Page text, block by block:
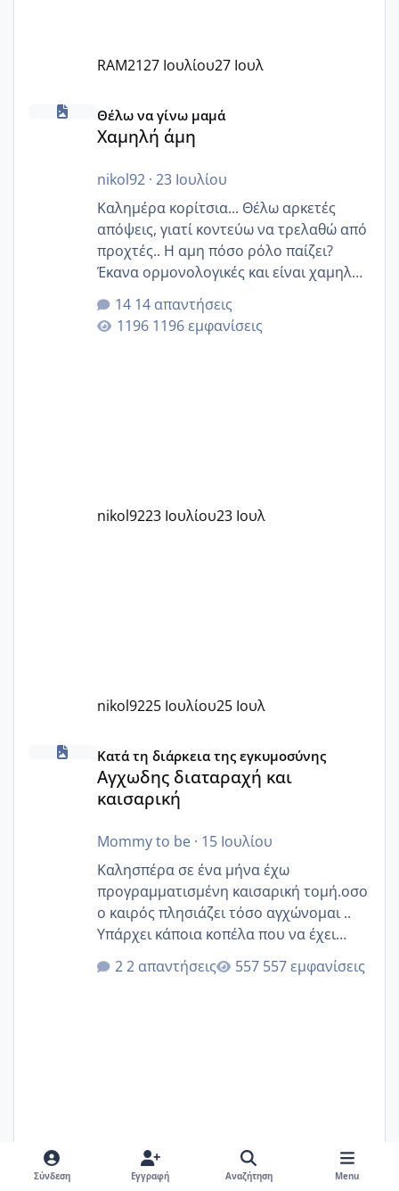
RAM2127 Ιουλίου27 Ιουλ
Χαμηλή άμη
Θέλω να γίνω μαμά
Χαμηλή άμη
nikol92· 23 Ιουλίου
Καλημέρα κορίτσια... Θέλω αρκετές
απόψεις, γιατί κοντεύω να τρελαθώ από
προχτές.. Η αμη πόσο ρόλο παίζει?
Έκανα ορμονολογικές και είναι χαμηλή
για την ηλικία μου.. Είχα ήδη μια
εγκυμοσύνη, που έπρεπε να τερματιστεί
στην 27η εβδομάδα και προσπαθώ 7
14 απαντήσεις
1196 εμφανίσεις
nikol9223 Ιουλίου23 Ιουλ
nikol9225 Ιουλίου25 Ιουλ
Αγχωδης διαταραχή και καισαρική
Κατά τη διάρκεια της εγκυμοσύνης
Αγχωδης διαταραχή και
καισαρική
Mommy to be· 15 Ιουλίου
Καλησπέρα σε ένα μήνα έχω
προγραμματισμένη καισαρική τομή.οσο
ο καιρός πλησιάζει τόσο αγχώνομαι ..
Υπάρχει κάποια κοπέλα που να έχει
παρόμοιο ιστορικό να μας πει την
εμπειρία της;Να σημειώσω είναι η
2 απαντήσεις 557 εμφανίσεις
Σύνδεση Εγγραφή Αναζήτηση Menu